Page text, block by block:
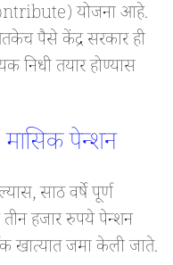
योजना आहे.
पैसे केंद्र सरकार ही
निधी तयार होण्यास
मासिक पेन्शन
साठ वर्षे पूर्ण
तीन हजार रुपये पेन्शन
खात्यात जमा केली जाते.